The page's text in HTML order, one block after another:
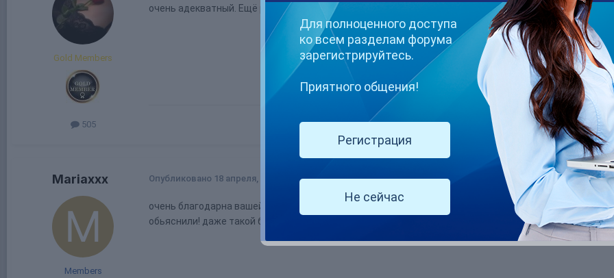
Gold Members
505
очень адекватный. Ещё раз спасибо вам большое! Рекомендую всем!
Mariaxxx
Members
Опубликовано 18 апреля, 2022
очень благодарна вашей команде! вывели тестовые 200$ c масс пея за 5 минут на карту сбера и
обьяснили! даже такой блондинке как я все прошло легко и понятно)))
Для полноценного доступа
ко всем разделам форума
зарегистрируйтесь.
Приятного общения!
Регистрация
Не сейчас